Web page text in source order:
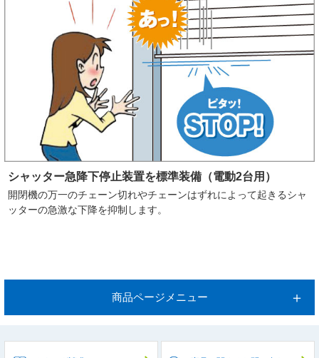
シャッター急降下停止装置を標準装備（電動2台用）
開閉機の万一のチェーン切れやチェーンはずれによって起きるシャ
ッターの急激な下降を抑制します。
商品ページメニュー